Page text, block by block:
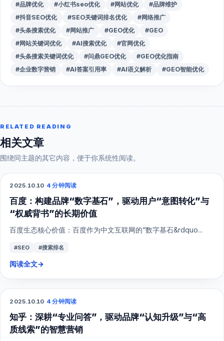
#品牌优化
#小红书seo优化 #网站优化
#品牌维护
#抖音SEO优化
#SEO关键词排名优化
#网络推广
#头条搜索优化
#网站推广 #GEO优化
#GEO
#网站关键词优化
#AI搜索优化
#官网优化
#头条搜索关键词优化
#问鼎GEO优化
#GEO优化指南
#企业数字营销
#AI答案引用率 #AI语义解析 #GEO智能优化
RELATED READING
相关文章
围绕同主题的其它内容，便于你系统性阅读。
SEO
2025.10.10·4 分钟阅读
百度：构建品牌“数字基石”，驱动用户“意图转化”与
“权威背书”的长期价值
百度生态核心价值：百度作为中文互联网的“数字基石&rdquo...
#SEO #搜索排名
阅读全文→
SEO
2025.10.10·4 分钟阅读
知乎：深耕“专业问答”，驱动品牌“认知升级”与“高
质线索”的智慧营销